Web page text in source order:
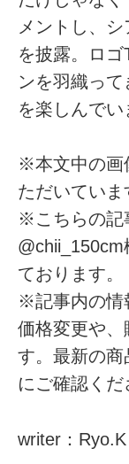
メントし、
を披露。ロ
ンを羽織っ
を楽しんでい
※本文中の画
ただいていま
※こちらの記
ております。
※記事内の情
価格変更や、
す。最新の
にご確認くだ
writer：Ryo.K